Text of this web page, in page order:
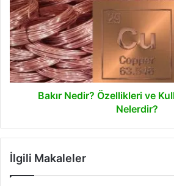
Özellikleri
ve
Kullanım
Alanları
Nelerdir?
Bakır Nedir? Özellikleri ve
Nelerdir?
İlgili Makaleler